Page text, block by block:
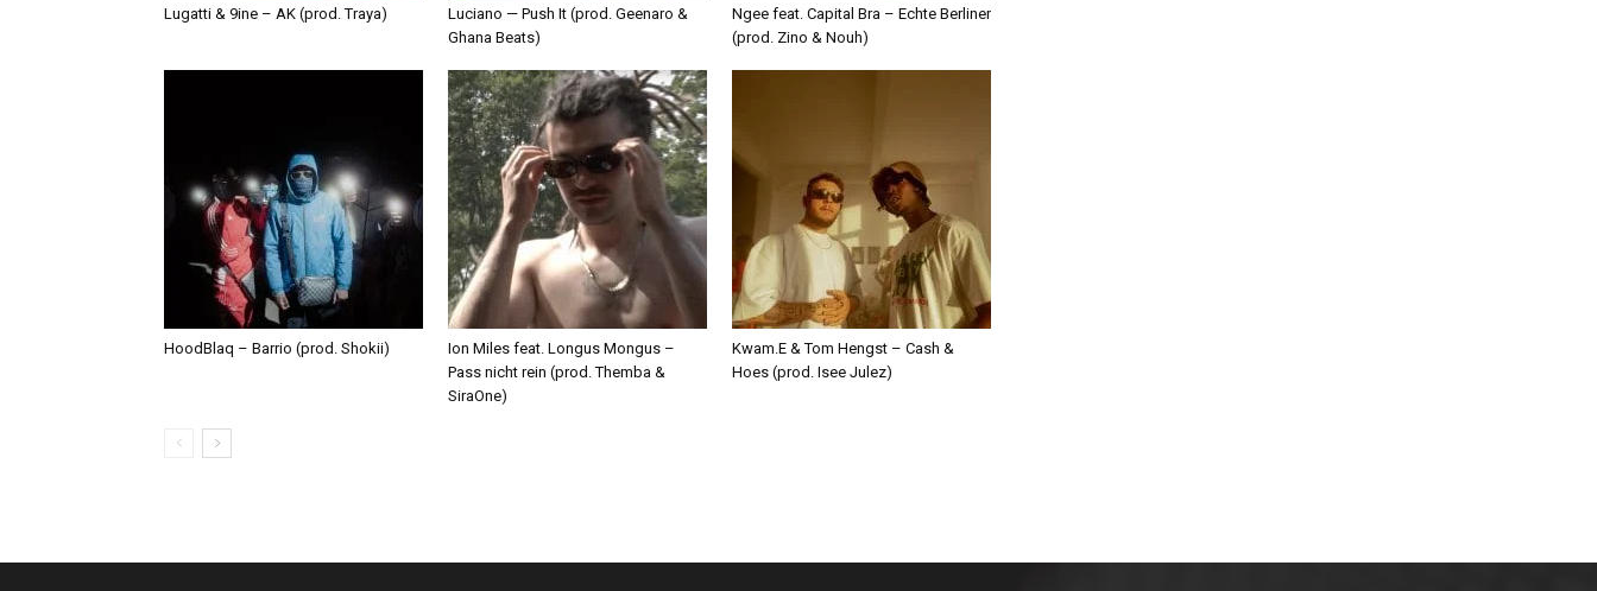
Lugatti & 9ine – AK (prod. Traya)
Luciano — Push It (prod. Geenaro &
Ghana Beats)
Ngee feat. Capital Bra – Echte Berliner
(prod. Zino & Nouh)
HoodBlaq – Barrio (prod. Shokii)
Ion Miles feat. Longus Mongus –
Pass nicht rein (prod. Themba &
SiraOne)
Kwam.E & Tom Hengst – Cash &
Hoes (prod. Isee Julez)